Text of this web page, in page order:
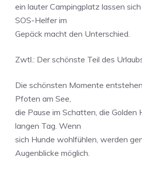
ein lauter Campingplatz lassen
SOS-Helfer im
Gepäck macht den Unterschied.
Zwtl.: Der schönste Teil des
Die schönsten Momente
Pfoten am See,
die Pause im Schatten, die Golden
langen Tag. Wenn
sich Hunde wohlfühlen, werden
Augenblicke möglich.